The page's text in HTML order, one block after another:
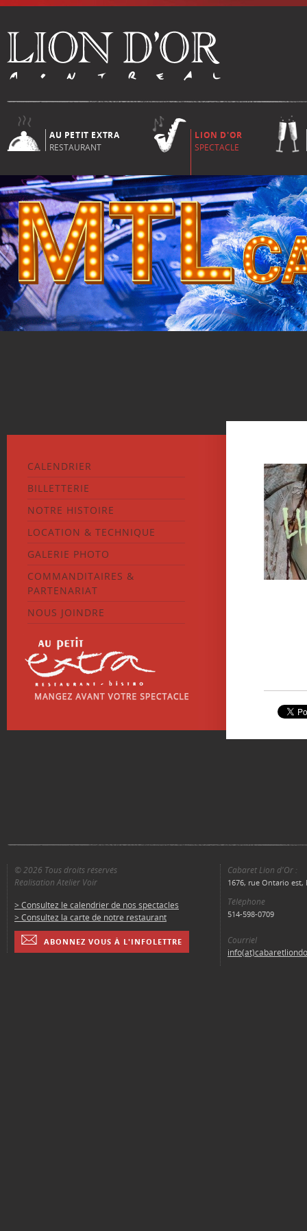
AU PETIT EXTRA
RESTAURANT
LION D'OR
SPECTACLE
CALENDRIER
BILLETTERIE
NOTRE HISTOIRE
LOCATION & TECHNIQUE
GALERIE PHOTO
COMMANDITAIRES &
PARTENARIAT
NOUS JOINDRE
© 2026 Tous droits réservés
Réalisation Atelier Voir
> Consultez le calendrier de nos spectacles
> Consultez la carte de notre restaurant
ABONNEZ VOUS À L'INFOLETTRE
Cabaret Lion d'Or :
1676, rue Ontario est,
Téléphone
514-598-0709
Courriel